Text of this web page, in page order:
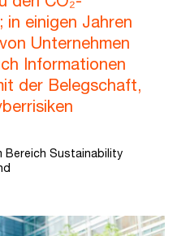
in einigen Jahren
Unternehmen
Informationen
der Belegschaft,
Bereich Sustainability